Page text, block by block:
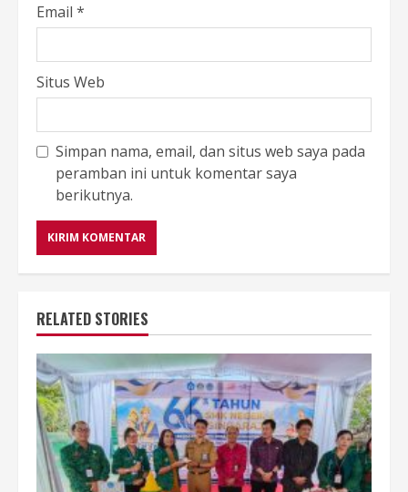
Email *
Situs Web
Simpan nama, email, dan situs web saya pada
peramban ini untuk komentar saya
berikutnya.
RELATED STORIES